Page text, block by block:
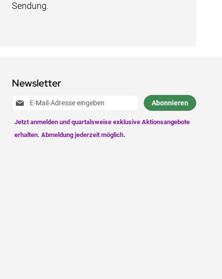
Sendung.
Newsletter
Anmeldung
Newsletter:
Abonnieren